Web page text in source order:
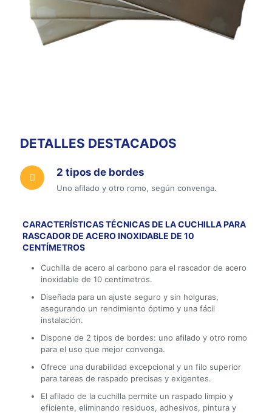
DETALLES DESTACADOS
2 tipos de bordes
Uno afilado y otro romo, según convenga.
CARACTERÍSTICAS TÉCNICAS DE LA CUCHILLA PARA
RASCADOR DE ACERO INOXIDABLE DE 10
CENTÍMETROS
Cuchilla de acero al carbono para el rascador de acero
inoxidable de 10 centímetros.
Diseñada para un ajuste seguro y sin holguras,
asegurando un rendimiento óptimo y una fácil
instalación.
Dispone de 2 tipos de bordes: uno afilado y otro romo
para el uso que mejor convenga.
Ofrece una durabilidad excepcional y un filo superior
para tareas de raspado precisas y exigentes.
El afilado de la cuchilla permite un raspado limpio y
eficiente, eliminando residuos, adhesivos, pintura y